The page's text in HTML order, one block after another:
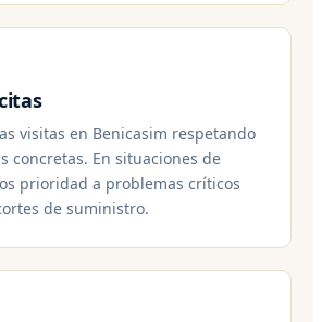
visitas en Benicasim respetando
concretas. En situaciones de
prioridad a problemas críticos
de suministro.